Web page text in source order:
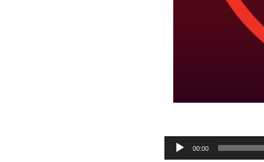
Audio
Player
00:00